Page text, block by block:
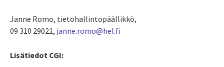
Janne Romo, tietohallintopäällikkö,
09 310 29021, janne.romo@hel.fi
Lisätiedot CGI: